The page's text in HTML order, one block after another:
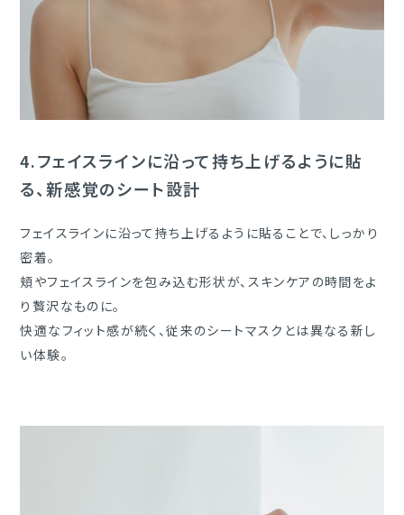
4.フェイスラインに沿って持ち上げるように貼
る、新感覚のシート設計
フェイスラインに沿って持ち上げるように貼ることで、しっかり
密着。
頬やフェイスラインを包み込む形状が、スキンケアの時間をよ
り贅沢なものに。
快適なフィット感が続く、従来のシートマスクとは異なる新し
い体験。